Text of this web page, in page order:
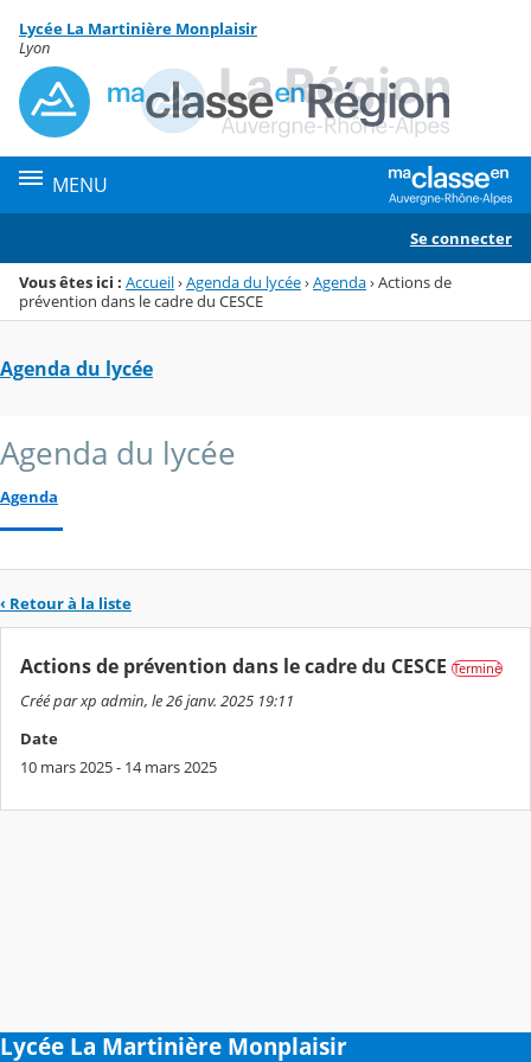
Menu de la rubrique
Contenu
Lycée La Martinière Monplaisir
Lyon
MENU
Se connecter
Vous êtes ici : Accueil›Agenda du lycée›Agenda›Actions de
prévention dans le cadre du CESCE
Agenda du lycée
Agenda du lycée
Agenda
‹ Retour à la liste
Actions de prévention dans le cadre du CESCE Terminé
Créé par xp admin, le 26 janv. 2025 19:11
Date
10 mars 2025 - 14 mars 2025
Lycée La Martinière Monplaisir